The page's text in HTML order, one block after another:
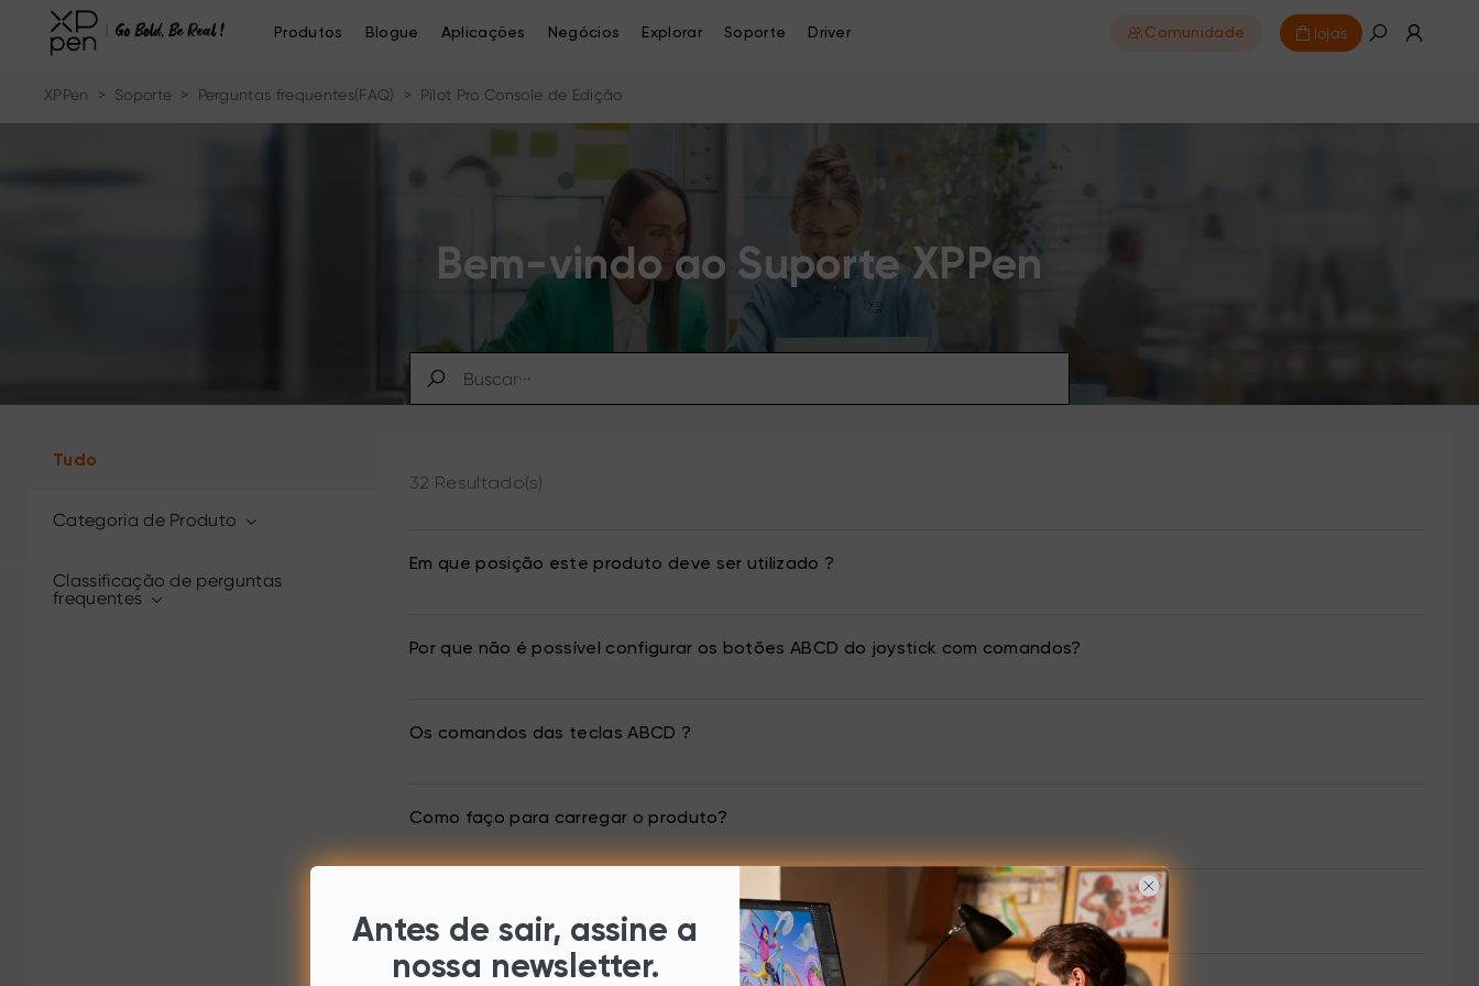
Produtos Blogue Aplicações Negócios Explorar Soporte Driver Comunidade lojas
XPPen > Soporte > Perguntas frequentes(FAQ) > Pilot Pro Console de Edição
Bem-vindo ao Suporte XPPen
Tudo
Categoria de Produto
Classificação de perguntas
frequentes
32 Resultado(s)
Em que posição este produto deve ser utilizado ?
Por que não é possível configurar os botões ABCD do joystick com comandos?
Os comandos das teclas ABCD ?
Como faço para carregar o produto?
Qual a função do botão OK no meio do joystick ? Posso configurar seus comandos?
Antes de sair, assine a
nossa newsletter.